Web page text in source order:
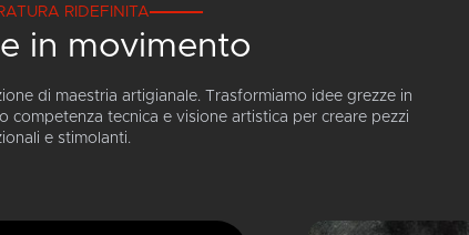
RIDEFINITA
in movimento
di maestria artigianale. Trasformiamo idee grezze in
competenza tecnica e visione artistica per creare pezzi
e stimolanti.